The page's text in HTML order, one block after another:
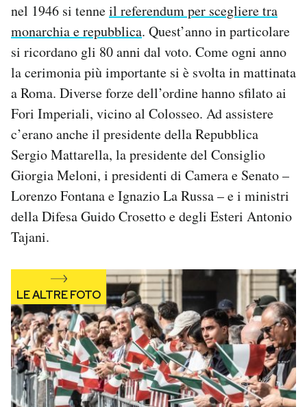
Area Personale
Newsletter
Notifiche mobile
Regala il Post
Hai bisogno di aiuto?
nel 1946 si tenneil referendum per scegliere tra
monarchia e repubblica. Quest’anno in particolare
si ricordano gli 80 anni dal voto. Come ogni anno
la cerimonia più importante si è svolta in mattinata
a Roma. Diverse forze dell’ordine hanno sfilato ai
Fori Imperiali, vicino al Colosseo. Ad assistere
c’erano anche il presidente della Repubblica
Sergio Mattarella, la presidente del Consiglio
Giorgia Meloni, i presidenti di Camera e Senato –
Lorenzo Fontana e Ignazio La Russa – e i ministri
della Difesa Guido Crosetto e degli Esteri Antonio
Tajani.